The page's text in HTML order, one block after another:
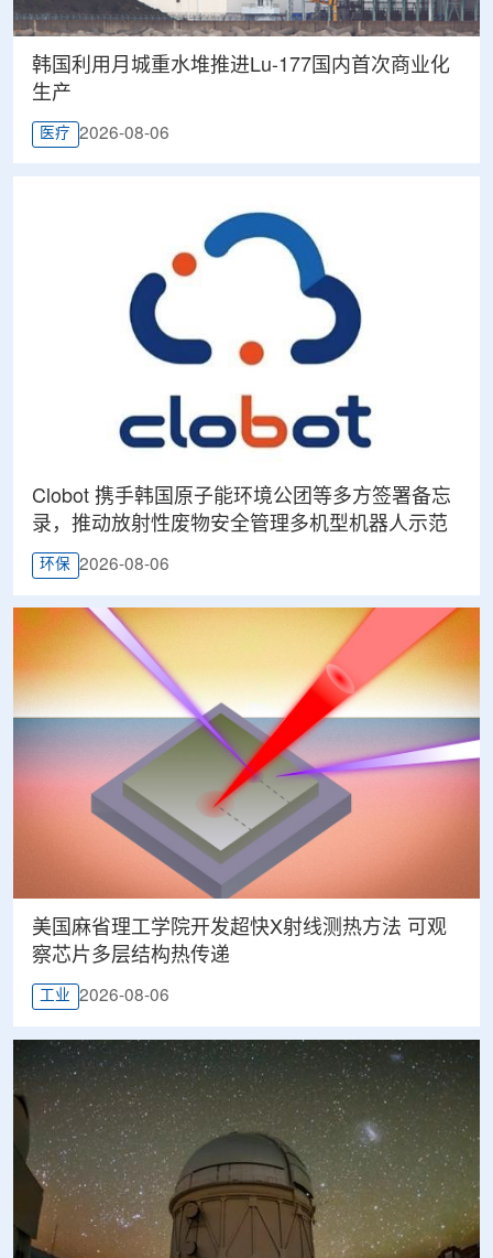
韩国利用月城重水堆推进Lu-177国内首次商业化
生产
医疗 2026-08-06
Clobot 携手韩国原子能环境公团等多方签署备忘
录，推动放射性废物安全管理多机型机器人示范
环保 2026-08-06
美国麻省理工学院开发超快X射线测热方法 可观
察芯片多层结构热传递
工业 2026-08-06